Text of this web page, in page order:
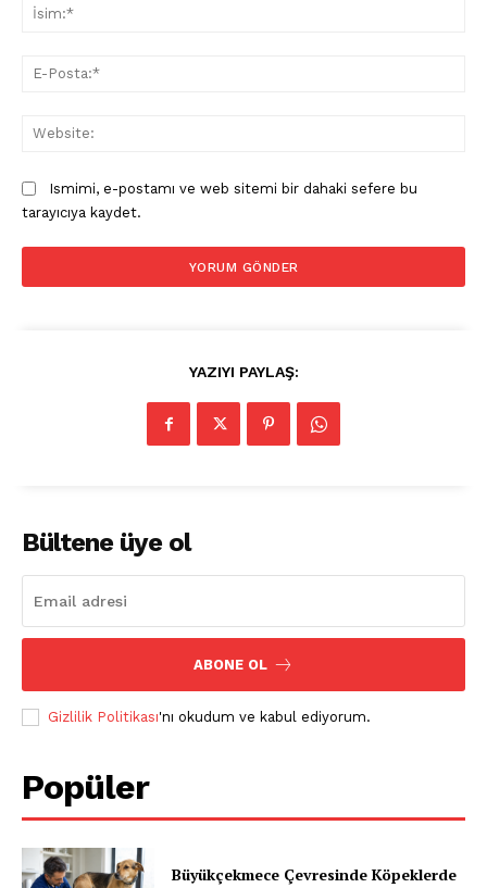
Ismimi, e-postamı ve web sitemi bir dahaki sefere bu
tarayıcıya kaydet.
YAZIYI PAYLAŞ:
Bültene üye ol
ABONE OL
Gizlilik Politikası'nı okudum ve kabul ediyorum.
Popüler
Büyükçekmece Çevresinde Köpeklerde